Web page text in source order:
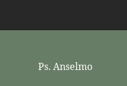
Ps. Anselmo